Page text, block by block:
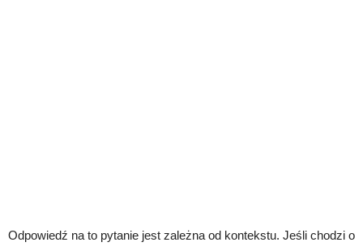
Odpowiedź na to pytanie jest zależna od kontekstu. Jeśli chodzi o